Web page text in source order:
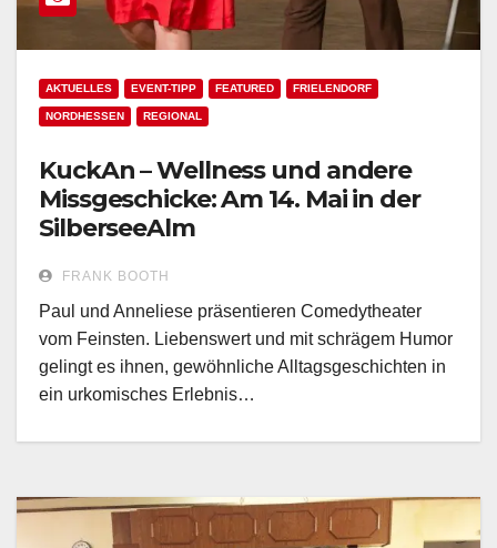
AKTUELLES EVENT-TIPP FEATURED FRIELENDORF
NORDHESSEN REGIONAL
KuckAn – Wellness und andere
Missgeschicke: Am 14. Mai in der
SilberseeAlm
FRANK BOOTH
Paul und Anneliese präsentieren Comedytheater
vom Feinsten. Liebenswert und mit schrägem Humor
gelingt es ihnen, gewöhnliche Alltagsgeschichten in
ein urkomisches Erlebnis…